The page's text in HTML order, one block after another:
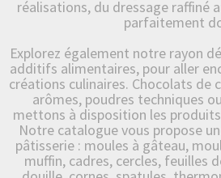
réalisations, du dressage raffiné
parfaitement
Explorez également notre rayon
additifs alimentaires, pour aller
créations culinaires. Chocolats de
arômes, poudres techniques
mettons à disposition les
Notre catalogue vous propose
pâtisserie : moules à gâteau,
muffin, cadres, cercles, feuilles